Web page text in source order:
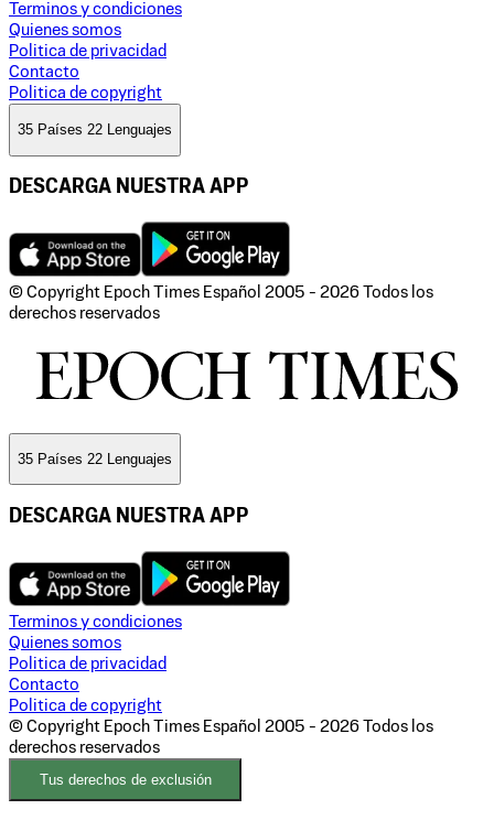
Terminos y condiciones
Quienes somos
Politica de privacidad
Contacto
Politica de copyright
35 Países 22 Lenguajes
DESCARGA NUESTRA APP
© Copyright Epoch Times Español 2005 - 2026 Todos los
derechos reservados
35 Países 22 Lenguajes
DESCARGA NUESTRA APP
Terminos y condiciones
Quienes somos
Politica de privacidad
Contacto
Politica de copyright
© Copyright Epoch Times Español 2005 - 2026 Todos los
derechos reservados
Tus derechos de exclusión